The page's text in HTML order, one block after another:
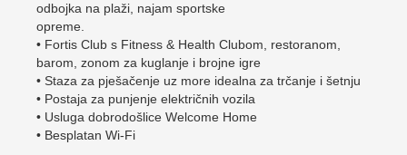
odbojka na plaži, najam sportske
opreme.
• Fortis Club s Fitness & Health Clubom, restoranom,
barom, zonom za kuglanje i brojne igre
• Staza za pješačenje uz more idealna za trčanje i šetnju
• Postaja za punjenje električnih vozila
• Usluga dobrodošlice Welcome Home
• Besplatan Wi-Fi